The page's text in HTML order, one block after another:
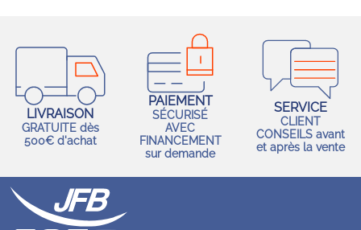
LIVRAISON
GRATUITE dès
500€ d'achat
PAIEMENT
SÉCURISÉ
AVEC
FINANCEMENT
sur demande
SERVICE
CLIENT
CONSEILS avant
et après la vente